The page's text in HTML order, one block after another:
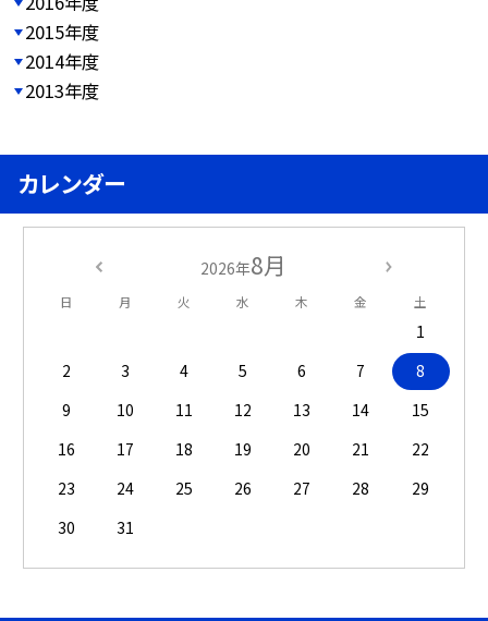
2015年度
2014年度
2013年度
カレンダー
2026年8月
日 月 火 水 木 金 土
1
2
3 4 5 6 7
8
9
10 11 12 13 14
15
16
17 18 19 20 21
22
23
24 25 26 27 28
29
30
31